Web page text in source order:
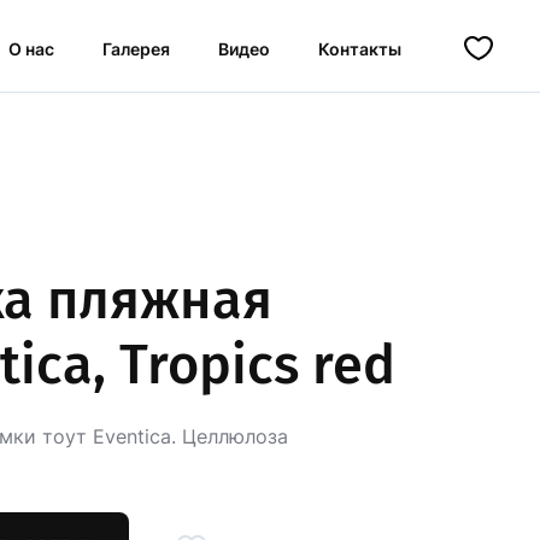
О нас Галерея Видео Контакты
пляжная
Tropics red
тоут Eventica. Целлюлоза